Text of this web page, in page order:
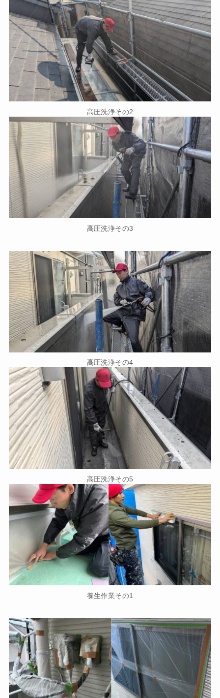
高圧洗浄その2
高圧洗浄その3
高圧洗浄その4
高圧洗浄その5
養生作業その1